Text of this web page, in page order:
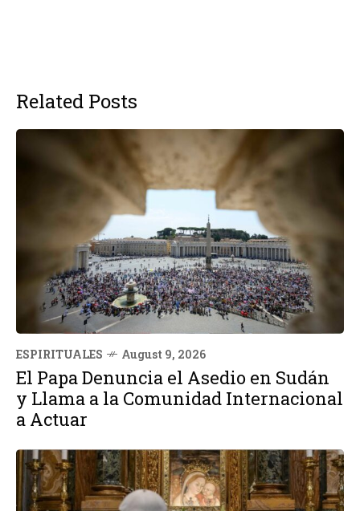
Related Posts
ESPIRITUALES August 9, 2026
El Papa Denuncia el Asedio en Sudán
y Llama a la Comunidad Internacional
a Actuar